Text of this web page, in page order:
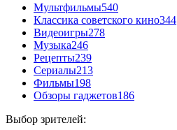
Мультфильмы540
Классика советского кино344
Видеоигры278
Музыка246
Рецепты239
Сериалы213
Фильмы198
Обзоры гаджетов186
Выбор зрителей: